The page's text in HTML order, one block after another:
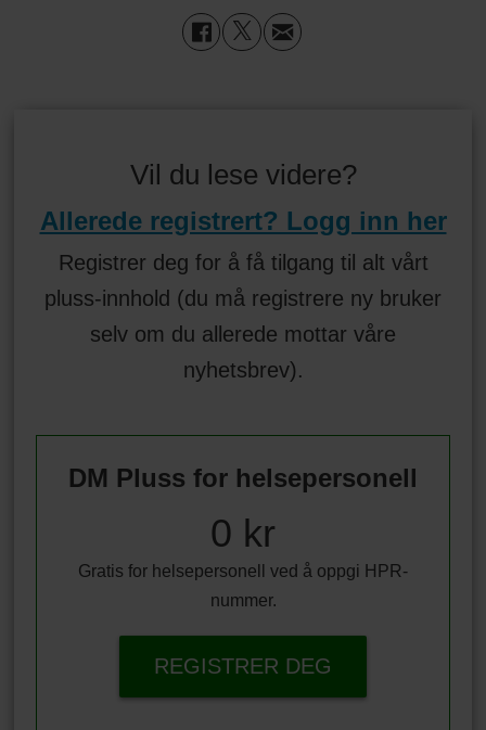
Vil du lese videre?
Allerede registrert? Logg inn her
Registrer deg for å få tilgang til alt vårt
pluss-innhold (du må registrere ny bruker
selv om du allerede mottar våre
nyhetsbrev).
DM Pluss for helsepersonell
0 kr
Gratis for helsepersonell ved å oppgi HPR-
nummer.
REGISTRER DEG